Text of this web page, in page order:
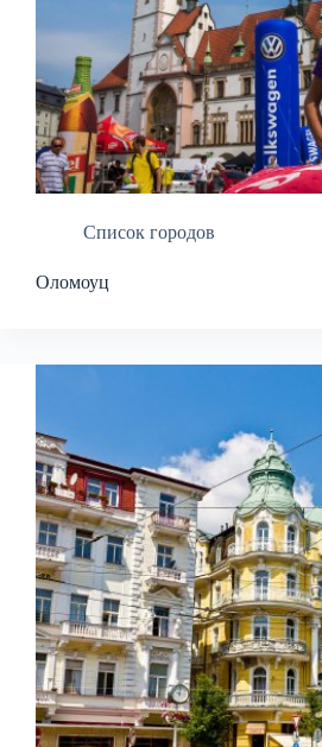
Список городов
Оломоуц